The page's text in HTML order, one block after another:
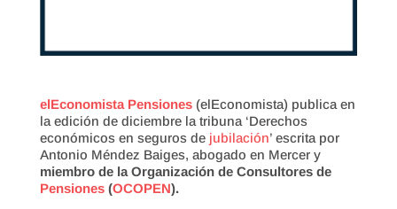
elEconomista Pensiones(elEconomista) publica en
la edición de diciembre la tribuna ‘Derechos
económicos en seguros de jubilación’ escrita por
Antonio Méndez Baiges, abogado en Mercer y
miembro de la Organización de Consultores de
Pensiones(OCOPEN).